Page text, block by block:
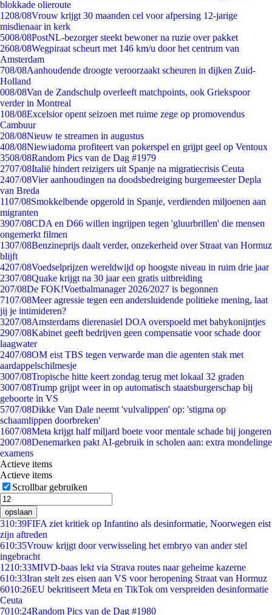
blokkade olieroute
1208/08Vrouw krijgt 30 maanden cel voor afpersing 12-jarige
misdienaar in kerk
5008/08PostNL-bezorger steekt bewoner na ruzie over pakket
2608/08Wegpiraat scheurt met 146 km/u door het centrum van
Amsterdam
708/08Aanhoudende droogte veroorzaakt scheuren in dijken Zuid-
Holland
008/08Van de Zandschulp overleeft matchpoints, ook Griekspoor
verder in Montreal
108/08Excelsior opent seizoen met ruime zege op promovendus
Cambuur
208/08Nieuw te streamen in augustus
408/08Niewiadoma profiteert van pokerspel en grijpt geel op Ventoux
3508/08Random Pics van de Dag #1979
2707/08Italië hindert reizigers uit Spanje na migratiecrisis Ceuta
2407/08Vier aanhoudingen na doodsbedreiging burgemeester Depla
van Breda
1107/08Smokkelbende opgerold in Spanje, verdienden miljoenen aan
migranten
3907/08CDA en D66 willen ingrijpen tegen 'gluurbrillen' die mensen
ongemerkt filmen
1307/08Benzineprijs daalt verder, onzekerheid over Straat van Hormuz
blijft
4207/08Voedselprijzen wereldwijd op hoogste niveau in ruim drie jaar
2307/08Quake krijgt na 30 jaar een gratis uitbreiding
207/08De FOK!Voetbalmanager 2026/2027 is begonnen
7107/08Meer agressie tegen een andersluidende politieke mening, laat
jij je intimideren?
3207/08Amsterdams dierenasiel DOA overspoeld met babykonijntjes
2907/08Kabinet geeft bedrijven geen compensatie voor schade door
laagwater
2407/08OM eist TBS tegen verwarde man die agenten stak met
aardappelschilmesje
3007/08Tropische hitte keert zondag terug met lokaal 32 graden
3007/08Trump grijpt weer in op automatisch staatsburgerschap bij
geboorte in VS
5707/08Dikke Van Dale neemt 'vulvalippen' op: 'stigma op
schaamlippen doorbreken'
1607/08Meta krijgt half miljard boete voor mentale schade bij jongeren
2007/08Denemarken pakt AI-gebruik in scholen aan: extra mondelinge
examens
Actieve items
Actieve items
Scrollbar gebruiken
opslaan
310:39FIFA ziet kritiek op Infantino als desinformatie, Noorwegen eist
zijn aftreden
610:35Vrouw krijgt door verwisseling het embryo van ander stel
ingebracht
1210:33MIVD-baas lekt via Strava routes naar geheime kazerne
610:33Iran stelt zes eisen aan VS voor heropening Straat van Hormuz
6010:26EU bekritiseert Meta en TikTok om verspreiden desinformatie
Ceuta
7010:24Random Pics van de Dag #1980